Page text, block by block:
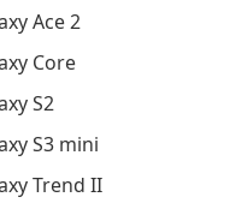
Ace 2
Core
S2
S3 mini
Trend II